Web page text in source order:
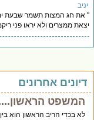
חג המצות תשמר שבעת ימים
ממצרים ולא יראו פני
אחרונים
המשפט הראשון....
לא בכדי הריב הראשון הוא